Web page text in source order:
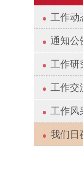
工作动
通知公
工作研
工作交
工作风
我们日